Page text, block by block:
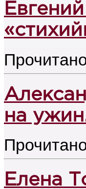
на
Елена